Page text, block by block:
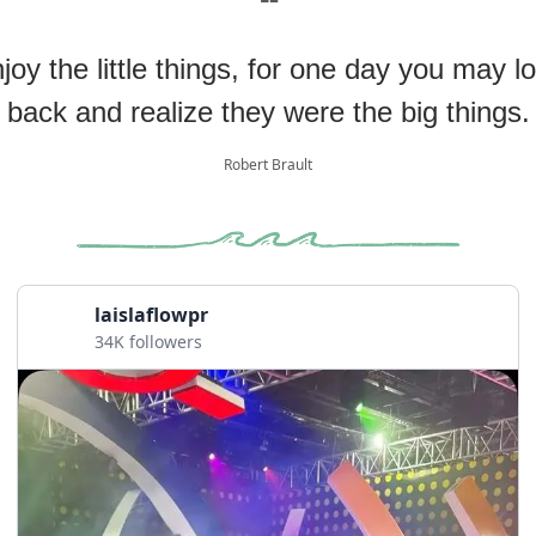
the little things, for one day you may
back and realize they were the big things.
Robert Brault
laislaflowpr
34K followers